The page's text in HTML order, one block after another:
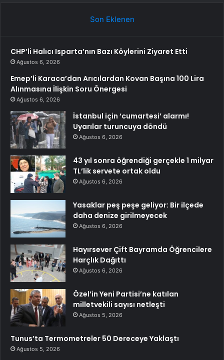
Son Eklenen
CHP’li Halıcı Isparta’nın Bazı Köylerini Ziyaret Etti
Ağustos 6, 2026
Emep’li Karaca’dan Arıcılardan Kovan Başına 100 Lira
Alınmasına İlişkin Soru Önergesi
Ağustos 6, 2026
İstanbul için ‘cumartesi’ alarmı!
Uyarılar turuncuya döndü
Ağustos 6, 2026
43 yıl sonra öğrendiği gerçekle 1 milyar
TL’lik servete ortak oldu
Ağustos 6, 2026
Yasaklar peş peşe geliyor: Bir ilçede
daha denize girilmeyecek
Ağustos 6, 2026
Hayırsever Çift Bayramda Öğrencilere
Harçlık Dağıttı
Ağustos 6, 2026
Özel’in Yeni Partisi’ne katılan
milletvekili sayısı netleşti
Ağustos 5, 2026
Tunus’ta Termometreler 50 Dereceye Yaklaştı
Ağustos 5, 2026